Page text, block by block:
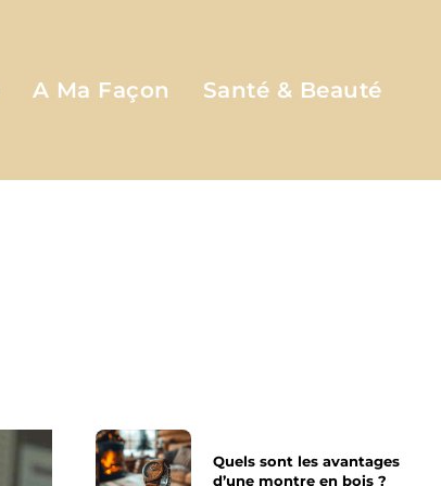
A Ma Façon Santé & Beauté
Quels sont les avantages
d’une montre en bois ?